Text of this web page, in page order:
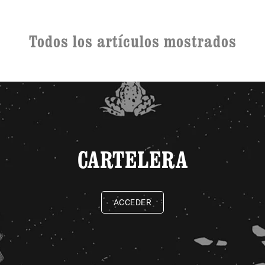
Todos los artículos mostrados
CARTELERA
ACCEDER